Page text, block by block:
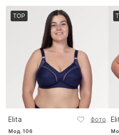
TOP
Elita Фото
Мод. 106